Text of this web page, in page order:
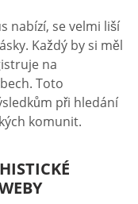
nabízí, se velmi liší
Každý by si měl
na
Toto
při hledání
komunit.